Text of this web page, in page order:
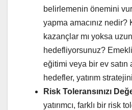
belirlemenin önemini
yapma amacınız nedir?
kazançlar mı yoksa
hedefliyorsunuz?
eğitimi veya bir ev
hedefler, yatırım
Risk Toleransınızı
yatırımcı, farklı bir risk